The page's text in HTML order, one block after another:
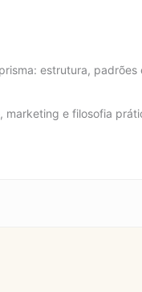
estrutura, padrões
marketing e filosofia